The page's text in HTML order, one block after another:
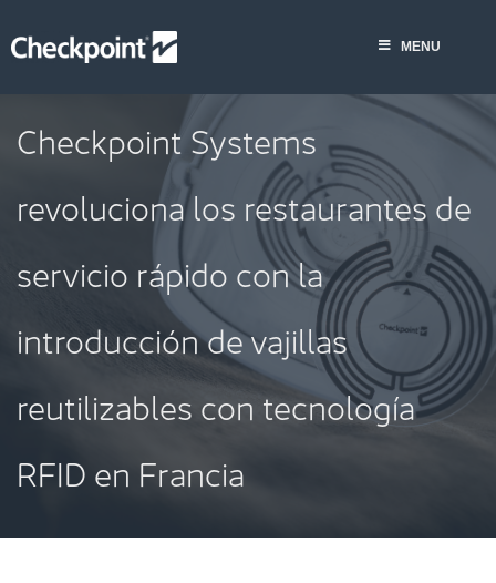
al
MENU
Checkpoint Systems
revoluciona los restaurantes de
servicio rápido con la
introducción de vajillas
reutilizables con tecnología
RFID en Francia